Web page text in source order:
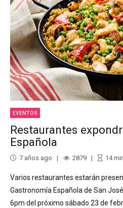
EVENTOS
Restaurantes
Española
7 años ago 2879 14
Varios restaurantes estarán
Gastronomía Española de San
6pm del próximo sábado 23 de